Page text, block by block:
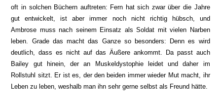
oft in solchen Büchern auftreten: Fern hat sich zwar über die Jahre
gut entwickelt, ist aber immer noch nicht richtig hübsch, und
Ambrose muss nach seinem Einsatz als Soldat mit vielen Narben
leben. Grade das macht das Ganze so besonders: Denn es wird
deutlich, dass es nicht auf das Äußere ankommt. Da passt auch
Bailey gut hinein, der an Muskeldystophie leidet und daher im
Rollstuhl sitzt. Er ist es, der den beiden immer wieder Mut macht, ihr
Leben zu leben, weshalb man ihn sehr gerne selbst als Freund hätte.